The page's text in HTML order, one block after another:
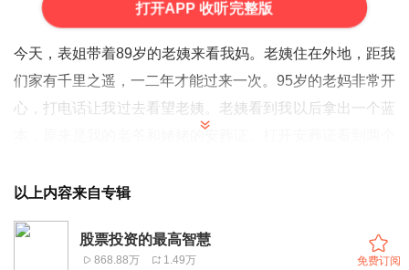
打开APP 收听完整版
今天，表姐带着89岁的老姨来看我妈。老姨住在外地，距我
们家有千里之遥，一二年才能过来一次。95岁的老妈非常开
心，打电话让我过去看望老姨。老姨看到我以后拿出一个蓝
字。
趁她们聊得热火朝天时，我来到另一个房间问大哥：“哥，
咱爸以前有个砚台你还记得在哪不？黑色的长方型的石头做
以上内容来自专辑
股票投资的最高智慧
868.88万 1.49万 免费订阅